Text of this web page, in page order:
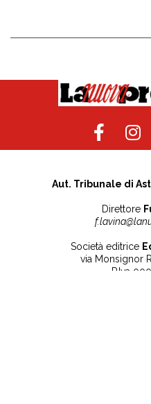
Aut. Tribunale di
Direttore
Società editrice
via Monsignor
P.Iva